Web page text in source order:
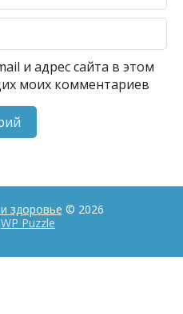
и адрес сайта в этом
моих комментариев
здоровье © 2026
WP Puzzle